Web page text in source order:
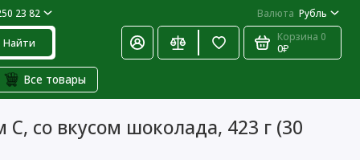
23 82 Валюта Рубль
Найти Корзина 0
0₽
Все товары
со вкусом шоколада, 423 г (30